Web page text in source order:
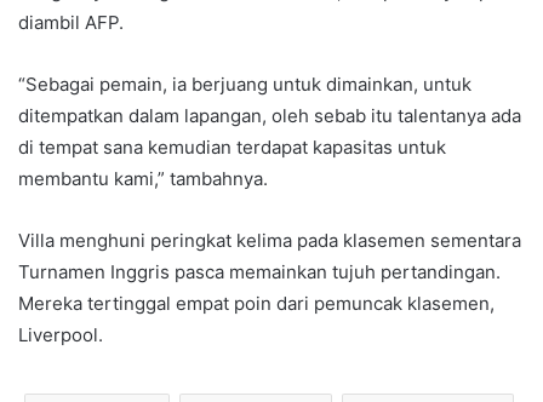
diambil AFP.
“Sebagai pemain, ia berjuang untuk dimainkan, untuk
ditempatkan dalam lapangan, oleh sebab itu talentanya ada
di tempat sana kemudian terdapat kapasitas untuk
membantu kami,” tambahnya.
Villa menghuni peringkat kelima pada klasemen sementara
Turnamen Inggris pasca memainkan tujuh pertandingan.
Mereka tertinggal empat poin dari pemuncak klasemen,
Liverpool.